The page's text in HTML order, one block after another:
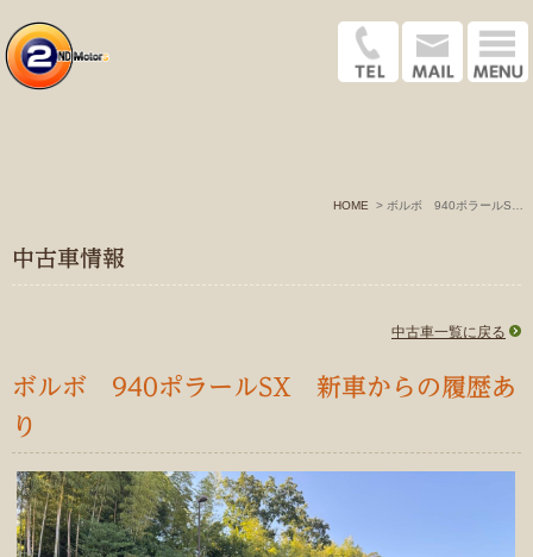
HOME
中古車情報
中古車一覧に戻る
ボルボ 940ポラールSX 新車からの履歴あ
り